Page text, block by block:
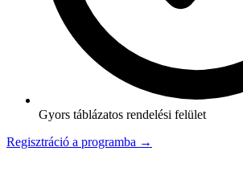
Gyors táblázatos rendelési felület
Regisztráció a programba →